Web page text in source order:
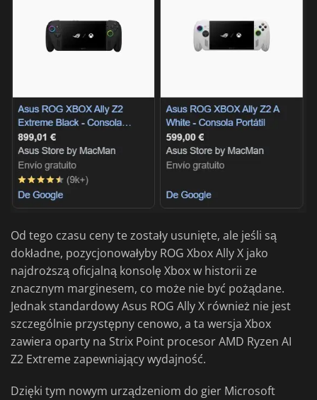
Od tego czasu ceny te zostały usunięte, ale jeśli są
dokładne, pozycjonowałyby ROG Xbox Ally X jako
najdroższą oficjalną konsolę Xbox w historii ze
znacznym marginesem, co może nie być pożądane.
Jednak standardowy Asus ROG Ally X również nie jest
szczególnie przystępny cenowo, a ta wersja Xbox
zawiera oparty na Strix Point procesor AMD Ryzen AI
Z2 Extreme zapewniający wydajność.
Dzięki tym nowym urządzeniom do gier Microsoft